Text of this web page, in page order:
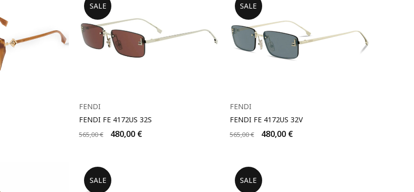
SALE
FENDI
FENDI FE 4172US 32S
565,00€ 480,00 €
SALE
FENDI
FENDI FE 4172US 32V
565,00€ 480,00 €
SALE SALE